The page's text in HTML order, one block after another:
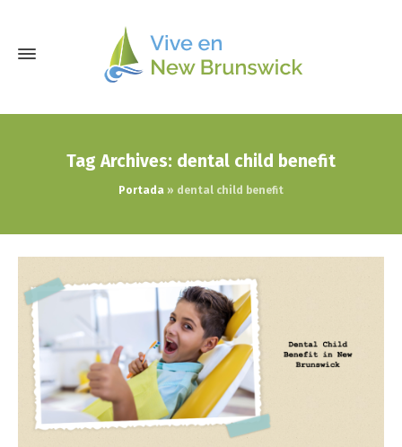
Tag Archives: dental child benefit
Portada » dental child benefit